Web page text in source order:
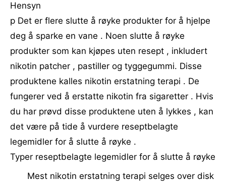
Hensyn
p Det er flere slutte å røyke produkter for å hjelpe
deg å sparke en vane . Noen slutte å røyke
produkter som kan kjøpes uten resept , inkludert
nikotin patcher , pastiller og tyggegummi. Disse
produktene kalles nikotin erstatning terapi . De
fungerer ved å erstatte nikotin fra sigaretter . Hvis
du har prøvd disse produktene uten å lykkes , kan
det være på tide å vurdere reseptbelagte
legemidler for å slutte å røyke .
Typer reseptbelagte legemidler for å slutte å røyke
Mest nikotin erstatning terapi selges over disk